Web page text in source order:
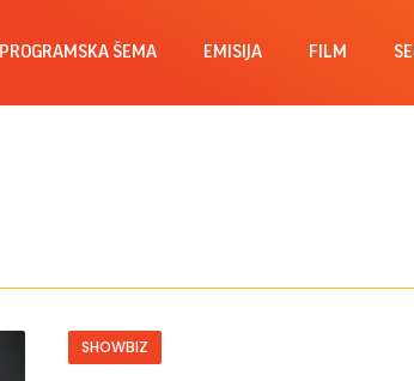
PROGRAMSKA ŠEMA EMISIJA FILM
SHOWBIZ